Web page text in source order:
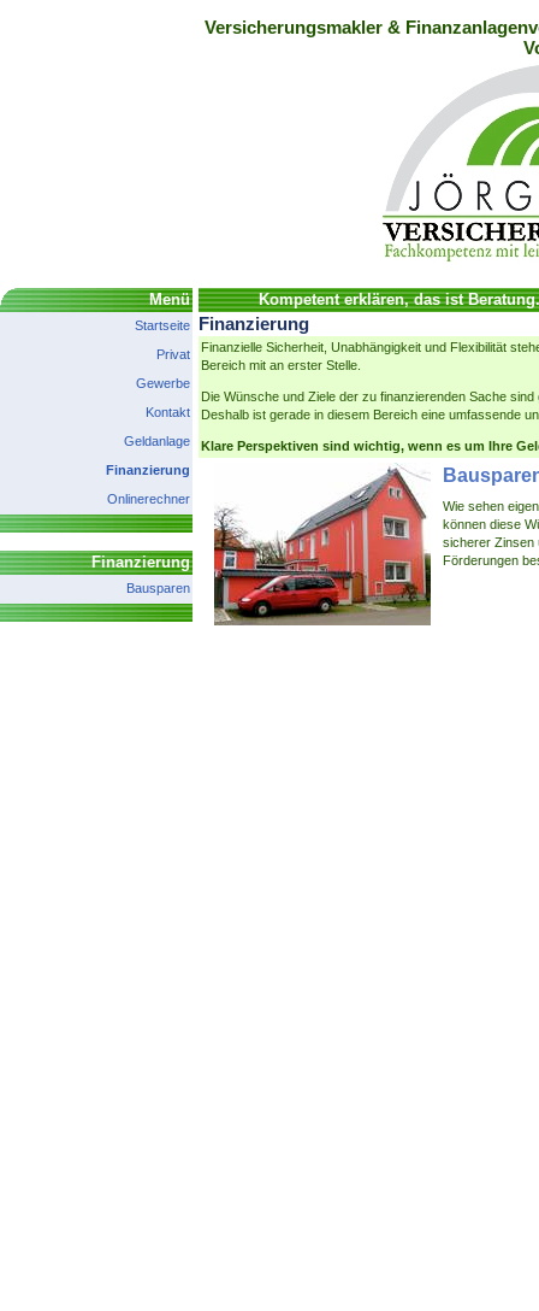
Versicherungsmakler &
Menü
Startseite
Privat
Gewerbe
Kontakt
Geldanlage
Finanzierung
Onlinerechner
Finanzierung
Bausparen
Kompetent erklären, das ist
Finanzierung
Finanzielle Sicherheit, Unabhängigkeit und Flexibilität
Bereich mit an erster Stelle.
Die Wünsche und Ziele der zu finanzierenden Sache
Deshalb ist gerade in diesem Bereich eine umfassende
Klare Perspektiven sind wichtig, wenn es um Ihre
Wie sehen
können diese
sicherer Zinsen
Förderungen